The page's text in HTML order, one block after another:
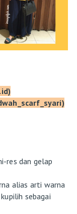
res dan gelap
alias arti warna
sebagai